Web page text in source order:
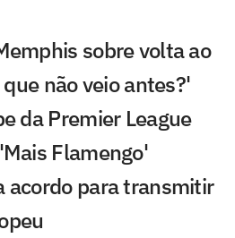
sobre volta ao
não veio antes?'
da Premier League
Flamengo'
acordo para transmitir